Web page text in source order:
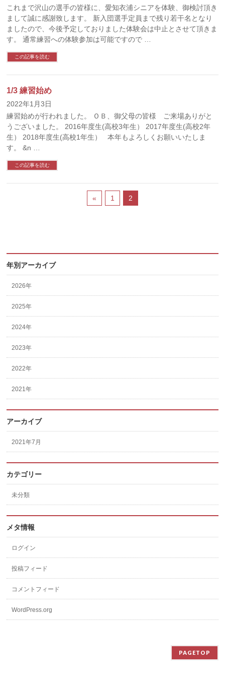
これまで沢山の選手の皆様に、愛知衣浦シニアを体験、御検討頂き
まして誠に感謝致します。 新入団選手定員まで残り若干名となり
ましたので、今後予定しておりました体験会は中止とさせて頂きま
す。 通常練習への体験参加は可能ですので …
この記事を読む
1/3 練習始め
2022年1月3日
練習始めが行われました。 ＯＢ、御父母の皆様 ご来場ありがと
うございました。 2016年度生(高校3年生） 2017年度生(高校2年
生） 2018年度生(高校1年生） 本年もよろしくお願いいたしま
す。 &n …
この記事を読む
« 1 2
年別アーカイブ
2026年
2025年
2024年
2023年
2022年
2021年
アーカイブ
2021年7月
カテゴリー
未分類
メタ情報
ログイン
投稿フィード
コメントフィード
WordPress.org
PAGETOP